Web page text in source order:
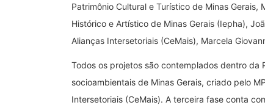
Patrimônio Cultural e Turístico de Minas
Histórico e Artístico de Minas Gerais (Iepha),
Alianças Intersetoriais (CeMais), Marcela
Todos os projetos são contemplados dentro
socioambientais de Minas Gerais, criado pelo
Intersetoriais (CeMais). A terceira fase conta